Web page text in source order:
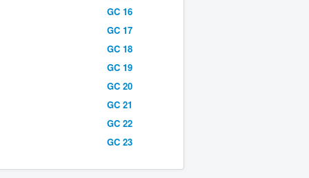
GC 16
GC 17
GC 18
GC 19
GC 20
GC 21
GC 22
GC 23